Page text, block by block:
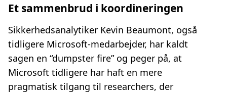
Et sammenbrud i koordineringen
Sikkerhedsanalytiker Kevin Beaumont, også
tidligere Microsoft‑medarbejder, har kaldt
sagen en “dumpster fire” og peger på, at
Microsoft tidligere har haft en mere
pragmatisk tilgang til researchers, der